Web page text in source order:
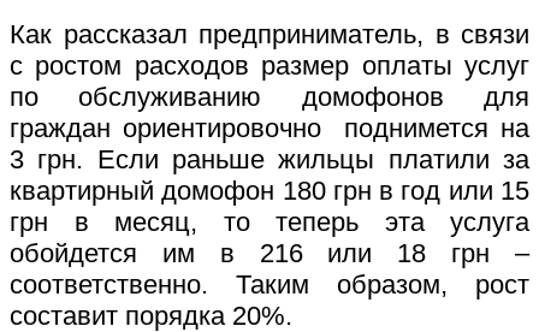
Как рассказал предприниматель, в связи
с ростом расходов размер оплаты услуг
по обслуживанию домофонов для
граждан ориентировочно поднимется на
3 грн. Если раньше жильцы платили за
квартирный домофон 180 грн в год или 15
грн в месяц, то теперь эта услуга
обойдется им в 216 или 18 грн –
соответственно. Таким образом, рост
составит порядка 20%.